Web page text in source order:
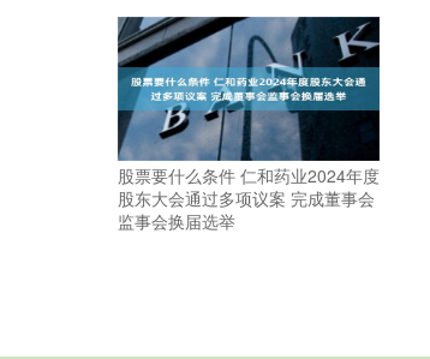
股票要什么条件 仁和药业2024年度
股东大会通过多项议案 完成董事会
监事会换届选举